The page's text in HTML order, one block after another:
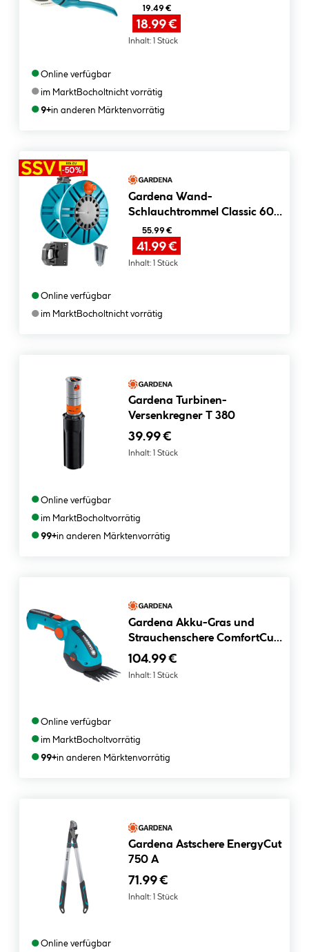
19.49 €
18.99 €
Inhalt: 1 Stück
●Online verfügbar
●im MarktBocholtnicht vorrätig
●9+in anderen Märktenvorrätig
Gardena Wand-
Schlauchtrommel Classic 60
mit Schlauchführungsrolle
55.99 €
41.99 €
Inhalt: 1 Stück
●Online verfügbar
●im MarktBocholtnicht vorrätig
Gardena Turbinen-
Versenkregner T 380
39.99 €
Inhalt: 1 Stück
●Online verfügbar
●im MarktBocholtvorrätig
●99+in anderen Märktenvorrätig
Gardena Akku-Gras und
Strauchenschere ComfortCut
Li
104.99 €
Inhalt: 1 Stück
●Online verfügbar
●im MarktBocholtvorrätig
●99+in anderen Märktenvorrätig
Gardena Astschere EnergyCut
750 A
71.99 €
Inhalt: 1 Stück
●Online verfügbar